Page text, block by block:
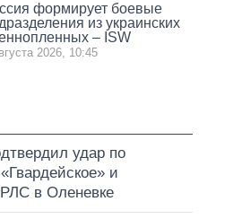
формирует боевые
из украинских
– ISW
2026, 10:45
удар по
и
в Оленевке